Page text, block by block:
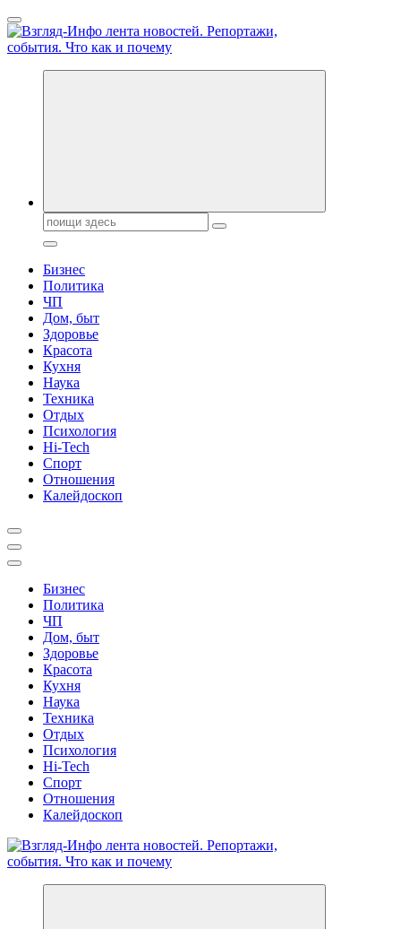
Перейти
к
содержанию
Обо всем и обо всех, что зачем и почему. Новости политики,
Поиск:
Бизнес
Политика
ЧП
Дом, быт
Здоровье
Красота
Кухня
Наука
Техника
Отдых
Психология
Hi-Tech
Спорт
Отношения
Калейдоскоп
Бизнес
Политика
ЧП
Дом, быт
Здоровье
Красота
Кухня
Наука
Техника
Отдых
Психология
Hi-Tech
Спорт
Отношения
Калейдоскоп
Обо всем и обо всех, что зачем и почему. Новости политики,